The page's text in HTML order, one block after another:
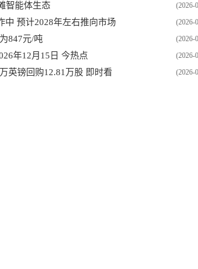
(2026-
智能体生态
(2026-
中 预计2028年左右推向市场
(2026-
847元/吨
(2026-
年12月15日 今热点
(2026-
英镑回购12.81万股 即时看